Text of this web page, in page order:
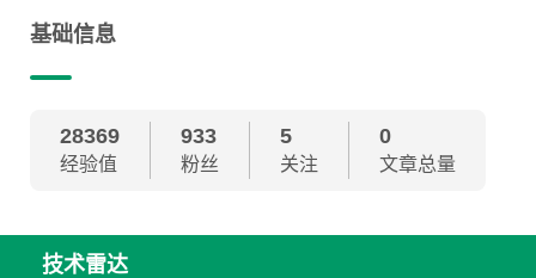
基础信息
28369
经验值
933
粉丝
5
关注
0
文章总量
技术雷达